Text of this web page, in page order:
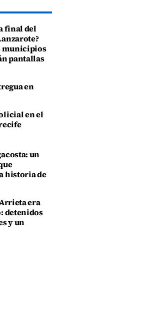
final del
municipios
pantallas
en
en el
un
historia de
era
detenidos
y un